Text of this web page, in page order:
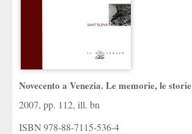
Novecento a Venezia. Le memorie, le storie
2007, pp. 112, ill. bn
ISBN978-88-7115-536-4